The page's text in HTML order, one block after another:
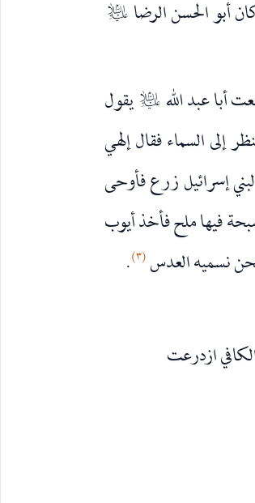
عليه‌السلام
عليه‌السلام يقول
إلى السماء فقال إلهي
إسرائيل زرع فأوحى
فيها ملح فأخذ أيوب
نسميه العدس(٣) .
ازدرعت